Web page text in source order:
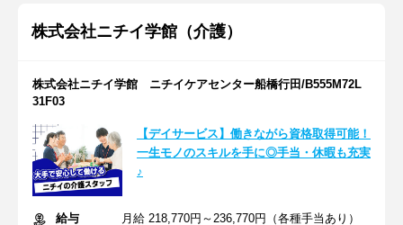
株式会社ニチイ学館（介護）
株式会社ニチイ学館 ニチイケアセンター船橋行田/B555M72L
31F03
【デイサービス】働きながら資格取得可能！
一生モノのスキルを手に◎手当・休暇も充実
♪
給与
月給 218,770円～236,770円（各種手当あり）